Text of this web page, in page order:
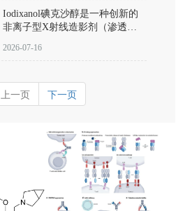
受体生理功能、信号通路验证及
靶点药理机制的金标准化学探
针。
Iodixanol碘克沙醇是一种创新的
非离子型X射线造影剂（渗透压
在血管内给药时与血浆等渗的临
号为92339-11-2
2026-07-16
上一页 下一页